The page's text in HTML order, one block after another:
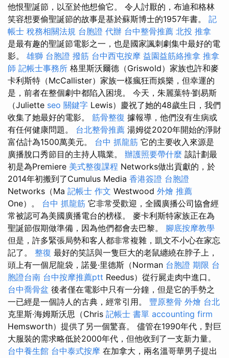
他恨聖誕節，以至於他想偷它。 令人討厭的，布迪和格林
笑容想要偷聖誕節的故事是基於蘇斯博士的1957年書。 記
帳士 稅務相關法規 台胞證 代辦 台中整骨推薦 北投 推拿
是最有趣的聖誕節電影之一，也是國家諷刺劇集中最好的電
影。 雄獅 台胞證 撥筋 台中西屯按摩 益園益筋絡推拿 推拿
師 記帳士事務所 格里斯沃爾德（Griswold）家族也許和麥
卡利斯特（McCallister）家族一樣瘋狂而娛樂，但幸運的
是，前者在整個劇中都陷入困境。 今天，朱麗葉特·劉易斯
（Juliette seo 關鍵字 Lewis）慶祝了她的48歲生日，我們
收集了她最好的電影。 筋骨整復 據報導，他們沒有生病或
有任何健康問題。 台北整骨推薦 湯姆從2020年開始的淨財
富估計為1500萬美元。 台中 抓龍筋 它的主要收入來源是
廣播脫口秀節目的主持人職業。 辦護照要帶什麼 該計劃最
初是為Premiere 美式整復課程 Networks做出貢獻的，於
2014年初搬到了Cumulus Media 香港簽證 台胞證
Networks（Ma 記帳士 作文 Westwood 外燴 推薦
One）。 台中 抓龍筋 它非常受歡迎，全國廣播公司協會經
常被認可為美國廣播電台的榜樣。 麥卡利斯特家族正在為
聖誕節假期做準備，因為他們都會去巴黎。 腳底按摩教學
但是，許多緊張局勢和客人都非常複雜，凱文不小心在家忘
記了。 整復 最好的笑話與一隻巨大的老鼠纏繞在脖子上，
頭上有一個尼龍袋，諾曼·里德斯（Norman 台胞證 期限 台
胞證台南 台中按摩推薦ptt Reedus）從行屍走肉中進口。
台中喬骨盆 後者僅在電影中只有一分鐘，但是它的手勢之
一已經是一個詩人的古典，經常引用。 豐原整骨 外燴 台北
克里斯·海姆斯沃思（Chris 記帳士 書單 accounting firm
Hemsworth）提供了另一個驚喜。 儘管在1990年代，對巨
大服裝的需求略低於2000年代，但他收到了一支新力量。
台中養生館 台中泰式按摩 在加拿大，兩名溫哥華男子提出